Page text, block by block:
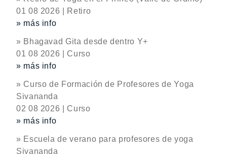
01 08 2026 | Retiro
» más info
» Bhagavad Gita desde dentro Y+
01 08 2026 | Curso
» más info
» Curso de Formación de Profesores de Yoga
Sivananda
02 08 2026 | Curso
» más info
» Escuela de verano para profesores de yoga
Sivananda